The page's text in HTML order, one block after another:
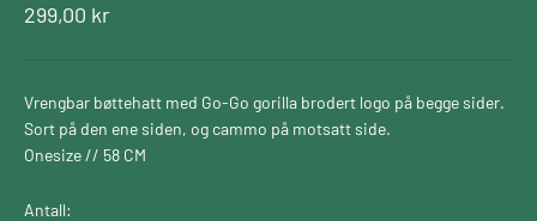
Salgspris
299,00 kr
Vrengbar bøttehatt med Go-Go gorilla brodert logo på begge sider.
Sort på den ene siden, og cammo på motsatt side.
Onesize // 58 CM
Antall: